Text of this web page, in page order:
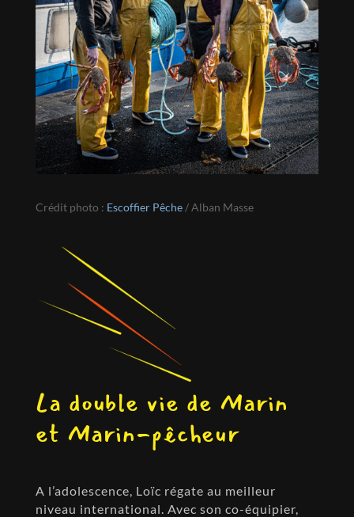
Crédit photo : Escoffier Pêche/ Alban Masse
La double vie de Marin
et Marin-pêcheur
A l’adolescence, Loïc régate au meilleur
niveau international. Avec son co-équipier,